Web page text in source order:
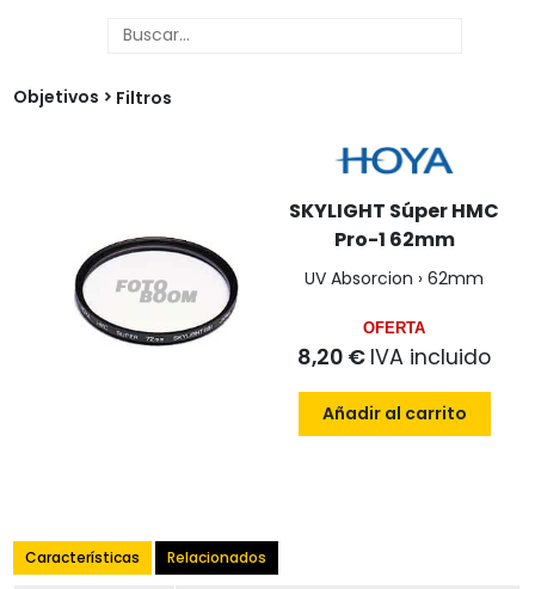
Objetivos Filtros
SKYLIGHT Súper HMC
Pro-1 62mm
UV Absorcion › 62mm
OFERTA
8,20 € IVA incluido
Añadir al carrito
Características Relacionados